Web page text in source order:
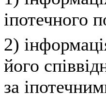
іпотечного
2)
його
за